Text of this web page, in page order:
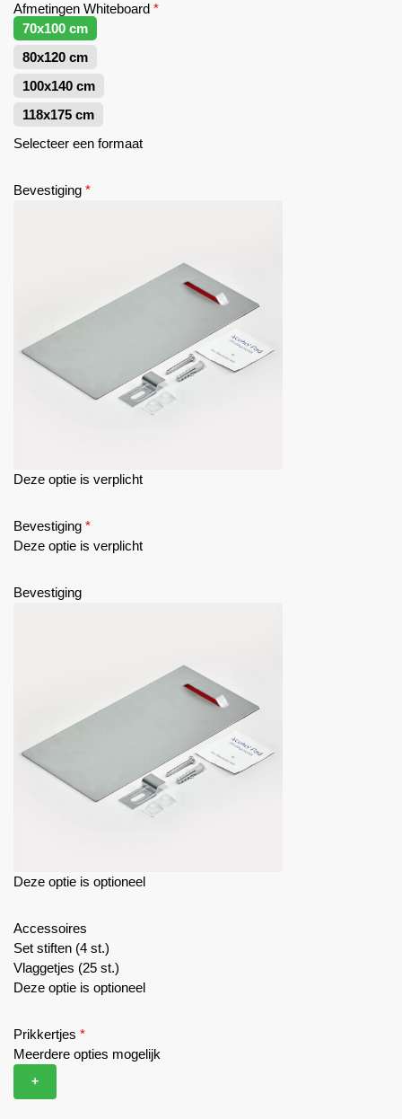
Afmetingen Whiteboard *
70x100 cm
80x120 cm
100x140 cm
118x175 cm
Selecteer een formaat
Bevestiging *
Deze optie is verplicht
Bevestiging *
Deze optie is verplicht
Bevestiging
Deze optie is optioneel
Accessoires
Set stiften (4 st.)
Vlaggetjes (25 st.)
Deze optie is optioneel
Prikkertjes *
Meerdere opties mogelijk
+